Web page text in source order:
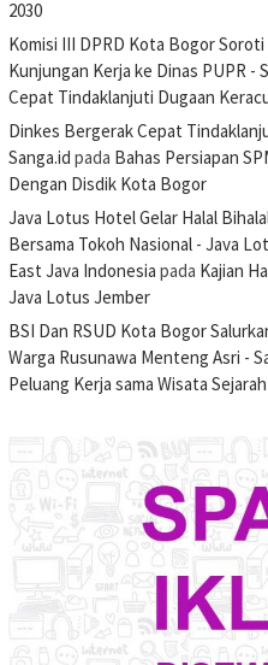
2030
Komisi III DPRD Kota Bogor
Kunjungan Kerja ke Dinas PUPR -
Cepat Tindaklanjuti Dugaan
Dinkes Bergerak Cepat
Sanga.id pada Bahas Persiapan
Dengan Disdik Kota Bogor
Java Lotus Hotel Gelar Halal
Bersama Tokoh Nasional - Java
East Java Indonesia pada Kajian
Java Lotus Jember
BSI Dan RSUD Kota Bogor
Warga Rusunawa Menteng Asri -
Peluang Kerja sama Wisata